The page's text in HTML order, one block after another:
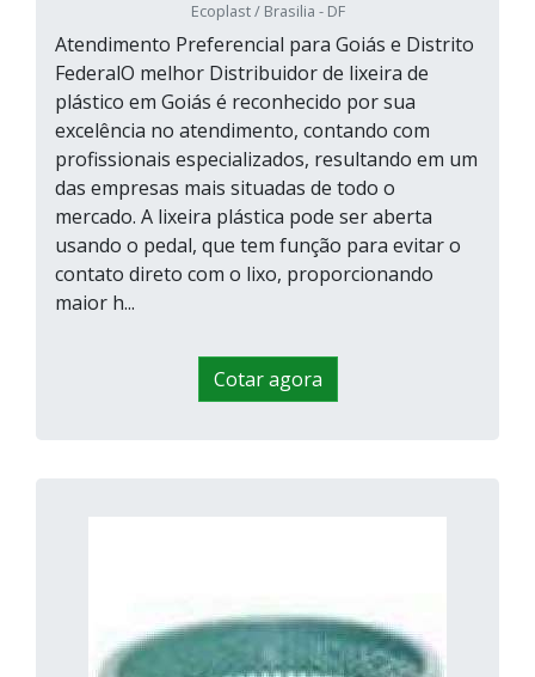
Ecoplast / Brasilia - DF
Atendimento Preferencial para Goiás e Distrito
FederalO melhor Distribuidor de lixeira de
plástico em Goiás é reconhecido por sua
excelência no atendimento, contando com
profissionais especializados, resultando em um
das empresas mais situadas de todo o
mercado. A lixeira plástica pode ser aberta
usando o pedal, que tem função para evitar o
contato direto com o lixo, proporcionando
maior h...
Cotar agora